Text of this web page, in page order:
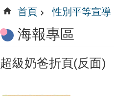
:::
首頁 性別平等宣導
海報專區
超級奶爸折頁(反面)